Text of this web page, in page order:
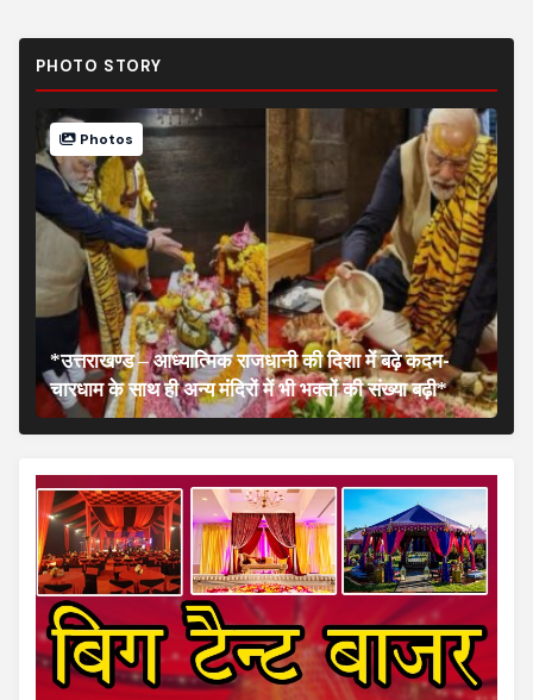
PHOTO STORY
Photos
*उत्तराखण्ड – आध्यात्मिक राजधानी की दिशा में बढ़े कदम-
चारधाम के साथ ही अन्य मंदिरों में भी भक्तों की संख्या बढ़ी*